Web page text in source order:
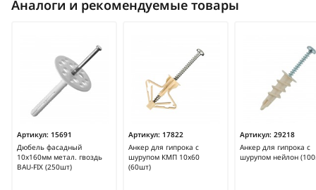
Аналоги и рекомендуемые товары
Артикул: 15691
Дюбель фасадный
10х160мм метал. гвоздь
BAU-FIX (250шт)
Артикул: 17822
Анкер для гипрока с
шурупом КМП 10х60
(60шт)
Артикул: 29218
Анкер для гипрока с
шурупом нейлон